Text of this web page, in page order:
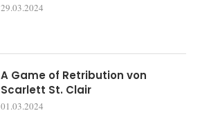
29.03.2024
A Game of Retribution von
Scarlett St. Clair
01.03.2024